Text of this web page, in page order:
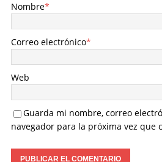
Nombre*
Correo electrónico*
Web
Guarda mi nombre, correo
navegador para la próxima vez que